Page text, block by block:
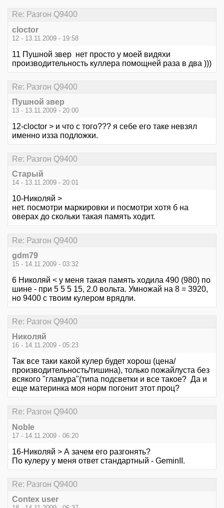
Re: Разгон Q9400
cloctor
12 - 13.11.2009 - 19:58
11 Пушной звер нет просто у моей видяхи
производительность куллера помощней раза в два )))
Re: Разгон Q9400
Пушной звер
13 - 13.11.2009 - 20:00
12-cloctor > и что с того??? я себе его таке невзял
именно изза подложки.
Re: Разгон Q9400
Старый
14 - 13.11.2009 - 20:01
10-Николяй >
нет. посмотри маркировки и посмотри хотя б на
оверах до скольки такая память ходит.
Re: Разгон Q9400
gdm79
15 - 14.11.2009 - 03:32
6 Николяй < у меня такая память ходила 490 (980) по
шине - при 5 5 5 15, 2.0 вольта. Умножай на 8 = 3920,
но 9400 с твоим кулером врядли.
Re: Разгон Q9400
Николяй
16 - 14.11.2009 - 05:23
Так все таки какой кулер будет хорош (цена/
производительность/тишина), только пожайлуста без
всякого "гламура"(типа подсветки и все такое? Да и
еще материнка моя норм погонит этот проц?
Re: Разгон Q9400
Noble
17 - 14.11.2009 - 06:20
16-Николяй > А зачем его разгонять?
По кулеру у меня ответ стандартный - GeminII.
Re: Разгон Q9400
Contex user